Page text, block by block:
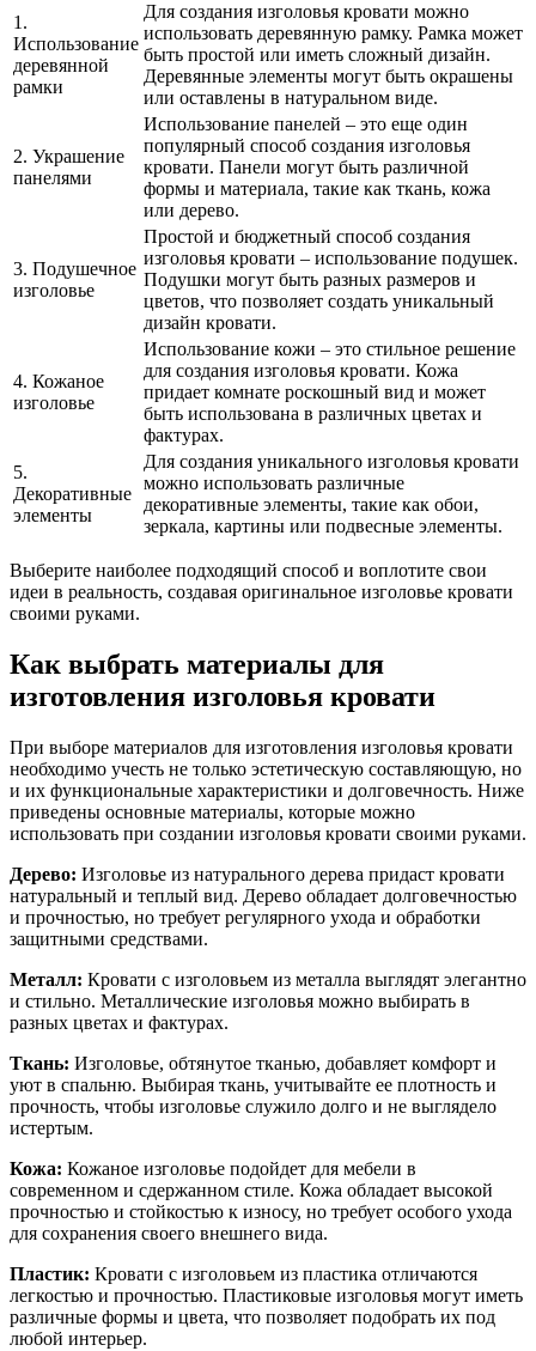
1.
Использование
деревянной
рамки
Для создания изголовья кровати можно
использовать деревянную рамку. Рамка может
быть простой или иметь сложный дизайн.
Деревянные элементы могут быть окрашены
или оставлены в натуральном виде.
2. Украшение
панелями
Использование панелей – это еще один
популярный способ создания изголовья
кровати. Панели могут быть различной
формы и материала, такие как ткань, кожа
или дерево.
3. Подушечное
изголовье
Простой и бюджетный способ создания
изголовья кровати – использование подушек.
Подушки могут быть разных размеров и
цветов, что позволяет создать уникальный
дизайн кровати.
4. Кожаное
изголовье
Использование кожи – это стильное решение
для создания изголовья кровати. Кожа
придает комнате роскошный вид и может
быть использована в различных цветах и
фактурах.
5.
Декоративные
элементы
Для создания уникального изголовья кровати
можно использовать различные
декоративные элементы, такие как обои,
зеркала, картины или подвесные элементы.
Выберите наиболее подходящий способ и воплотите свои
идеи в реальность, создавая оригинальное изголовье кровати
своими руками.
Как выбрать материалы для
изготовления изголовья кровати
При выборе материалов для изготовления изголовья кровати
необходимо учесть не только эстетическую составляющую, но
и их функциональные характеристики и долговечность. Ниже
приведены основные материалы, которые можно
использовать при создании изголовья кровати своими руками.
Дерево: Изголовье из натурального дерева придаст кровати
натуральный и теплый вид. Дерево обладает долговечностью
и прочностью, но требует регулярного ухода и обработки
защитными средствами.
Металл: Кровати с изголовьем из металла выглядят элегантно
и стильно. Металлические изголовья можно выбирать в
разных цветах и фактурах.
Ткань: Изголовье, обтянутое тканью, добавляет комфорт и
уют в спальню. Выбирая ткань, учитывайте ее плотность и
прочность, чтобы изголовье служило долго и не выглядело
истертым.
Кожа: Кожаное изголовье подойдет для мебели в
современном и сдержанном стиле. Кожа обладает высокой
прочностью и стойкостью к износу, но требует особого ухода
для сохранения своего внешнего вида.
Пластик: Кровати с изголовьем из пластика отличаются
легкостью и прочностью. Пластиковые изголовья могут иметь
различные формы и цвета, что позволяет подобрать их под
любой интерьер.